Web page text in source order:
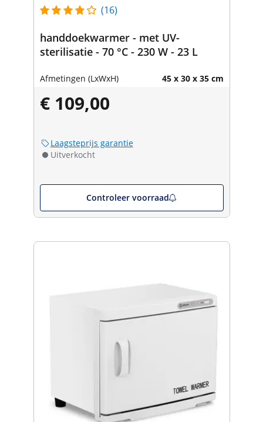
(16)
handdoekwarmer - met UV-
sterilisatie - 70 °C - 230 W - 23 L
Afmetingen (LxWxH) 45 x 30 x 35 cm
€ 109,00
Laagsteprijs garantie
Uitverkocht
Controleer voorraad